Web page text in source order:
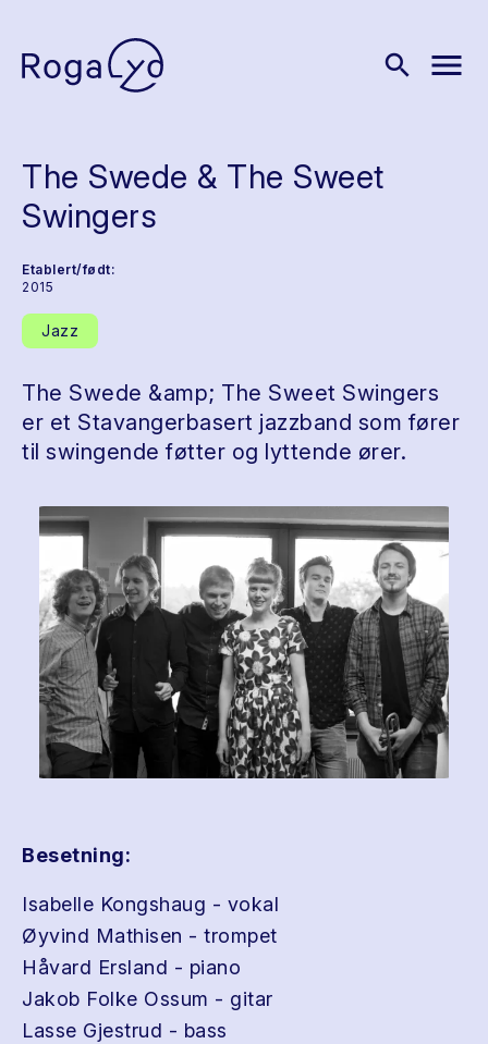
search menu
The Swede & The Sweet
Swingers
Etablert/født:
2015
Jazz
The Swede &amp; The Sweet Swingers
er et Stavangerbasert jazzband som fører
til swingende føtter og lyttende ører.
Besetning:
Isabelle Kongshaug - vokal
Øyvind Mathisen - trompet
Håvard Ersland - piano
Jakob Folke Ossum - gitar
Lasse Gjestrud - bass